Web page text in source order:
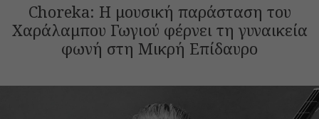
Choreka: Η μουσική παράσταση του
Χαράλαμπου Γωγιού φέρνει τη γυναικεία
φωνή στη Μικρή Επίδαυρο